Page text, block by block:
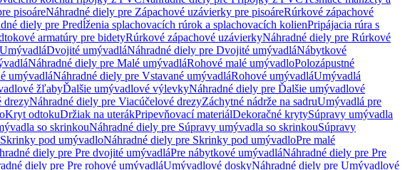
pisoáreNáhradné diely pre Zápachové uzávierky pre pisoáreRúrkové zápachové
diely pre Predĺženia splachovacích rúrok a splachovacích kolienPripájacia rúra s
armatúry pre bidetyRúrkové zápachové uzávierkyNáhradné diely pre Rúrkové
Dvojité umývadláNáhradné diely pre Dvojité umývadláNábytkové
Náhradné diely pre Malé umývadláRohové malé umývadloPolozápustné
umývadláNáhradné diely pre Vstavané umývadláRohové umývadláUmývadlá
žľabyĎalšie umývadlové výlevkyNáhradné diely pre Ďalšie umývadlové
drezyNáhradné diely pre Viacúčelové drezyZáchytné nádrže na sadruUmývadlá pre
Kryt odtokuDržiak na uterákPripevňovací materiálDekoračné krytySúpravy umývadla
so skrinkouNáhradné diely pre Súpravy umývadla so skrinkouSúpravy
Skrinky pod umývadloNáhradné diely pre Skrinky pod umývadloPre malé
diely pre Pre dvojité umývadláPre nábytkové umývadláNáhradné diely pre Pre
diely pre Pre rohové umývadláUmývadlové doskyNáhradné diely pre Umývadlové